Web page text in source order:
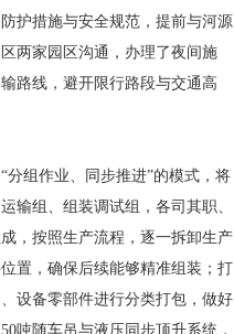
护措施与安全规范，提前与河源
两家园区沟通，办理了夜间施
路线，避开限行路段与交通高
分组作业、同步推进”的模式，将
输组、组装调试组，各司其职、
，按照生产流程，逐一拆卸生产
置，确保后续能够精准组装；打
设备零部件进行分类打包，做好
吨随车吊与液压同步顶升系统，